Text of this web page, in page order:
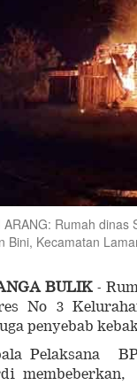
ARANG: Rumah
Bini, Kecamatan
BULIK -
No 3
penyebab
Pelaksana